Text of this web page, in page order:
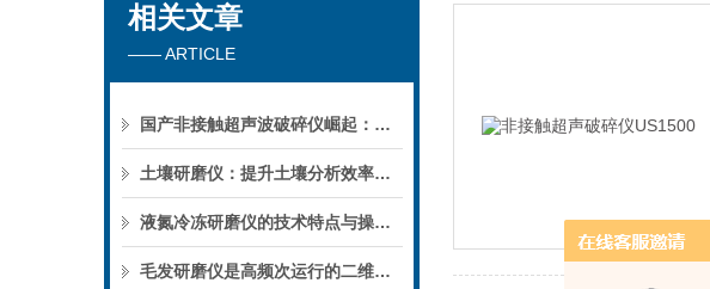
相关文章
—— ARTICLE
国产非接触超声波破碎仪崛起：上海万柏实力品牌技术与售后全解析
土壤研磨仪：提升土壤分析效率与精度的利器
液氮冷冻研磨仪的技术特点与操作步骤
毛发研磨仪是高频次运行的二维振动球磨机